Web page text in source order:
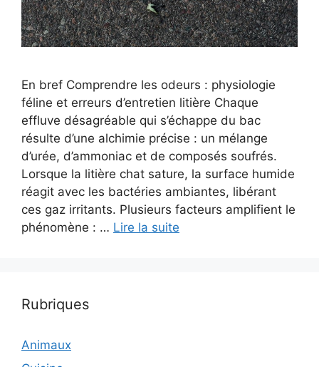
En bref Comprendre les odeurs : physiologie
féline et erreurs d’entretien litière Chaque
effluve désagréable qui s’échappe du bac
résulte d’une alchimie précise : un mélange
d’urée, d’ammoniac et de composés soufrés.
Lorsque la litière chat sature, la surface humide
réagit avec les bactéries ambiantes, libérant
ces gaz irritants. Plusieurs facteurs amplifient le
phénomène : … Lire la suite
Rubriques
Animaux